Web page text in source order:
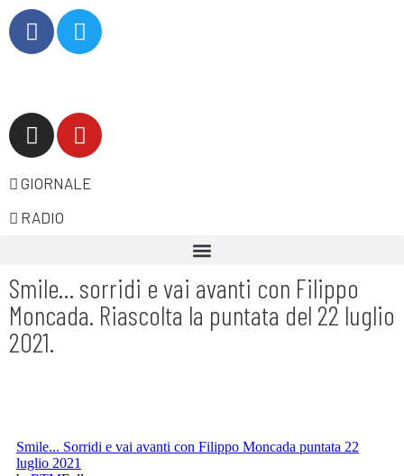
GIORNALE
RADIO
Smile… sorridi e vai avanti con Filippo
Moncada. Riascolta la puntata del 22 luglio
2021.